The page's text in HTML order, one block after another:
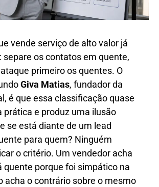
vende serviço de alto valor já
separe os contatos em quente,
primeiro os quentes. O
Giva Matias, fundador da
é que essa classificação quase
prática e produz uma ilusão
se está diante de um lead
para quem? Ninguém
o critério. Um vendedor acha
quente porque foi simpático na
acha o contrário sobre o mesmo